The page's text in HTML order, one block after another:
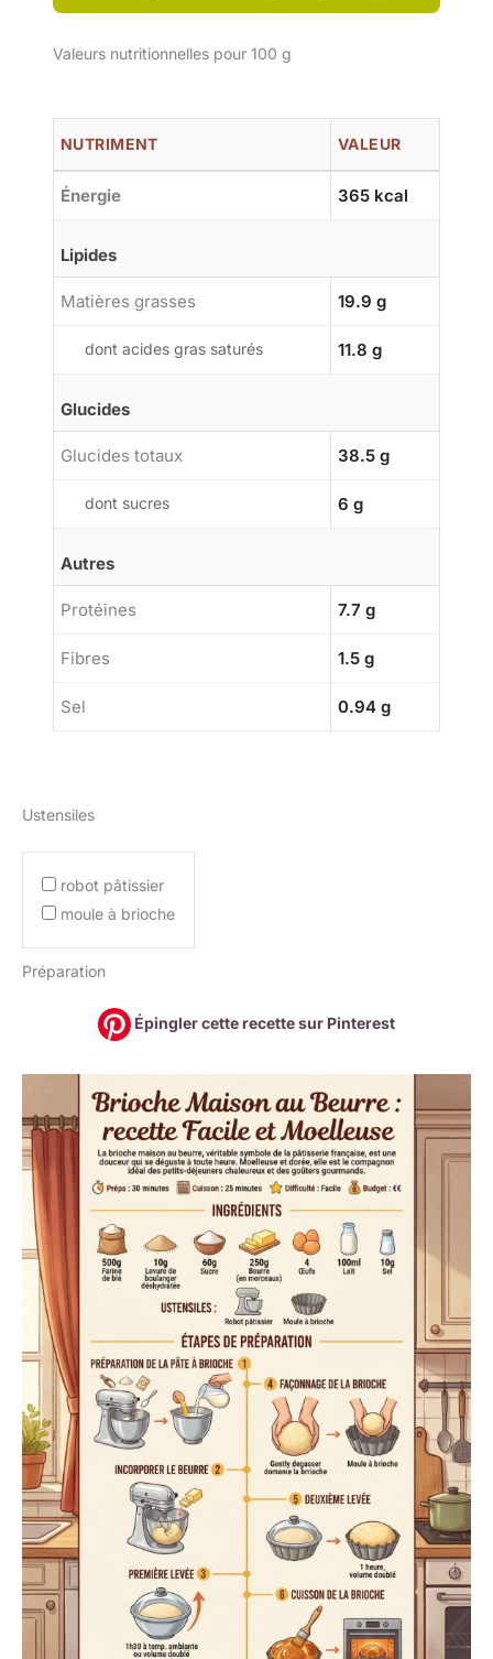
Valeurs nutritionnelles pour 100 g
NUTRIMENT VALEUR
Énergie 365 kcal
Lipides
Matières grasses 19.9 g
dont acides gras saturés 11.8 g
Glucides
Glucides totaux 38.5 g
dont sucres 6 g
Autres
Protéines 7.7 g
Fibres 1.5 g
Sel 0.94 g
Ustensiles
robot pâtissier
moule à brioche
Préparation
Épingler cette recette sur Pinterest